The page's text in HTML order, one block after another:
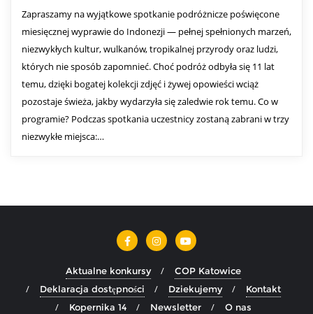
Zapraszamy na wyjątkowe spotkanie podróżnicze poświęcone
miesięcznej wyprawie do Indonezji — pełnej spełnionych marzeń,
niezwykłych kultur, wulkanów, tropikalnej przyrody oraz ludzi,
których nie sposób zapomnieć. Choć podróż odbyła się 11 lat
temu, dzięki bogatej kolekcji zdjęć i żywej opowieści wciąż
pozostaje świeża, jakby wydarzyła się zaledwie rok temu. Co w
programie? Podczas spotkania uczestnicy zostaną zabrani w trzy
niezwykłe miejsca:…
Aktualne konkursy
COP Katowice
Deklaracja dostępności
Dziekujemy
Kontakt
Kopernika 14
Newsletter O nas